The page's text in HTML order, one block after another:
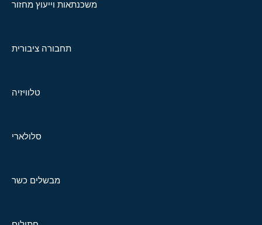
משכנתאות וייעוץ מחזור
תחבורה ציבורית
טלוויזיה
סלולארי
מבשלים כשר